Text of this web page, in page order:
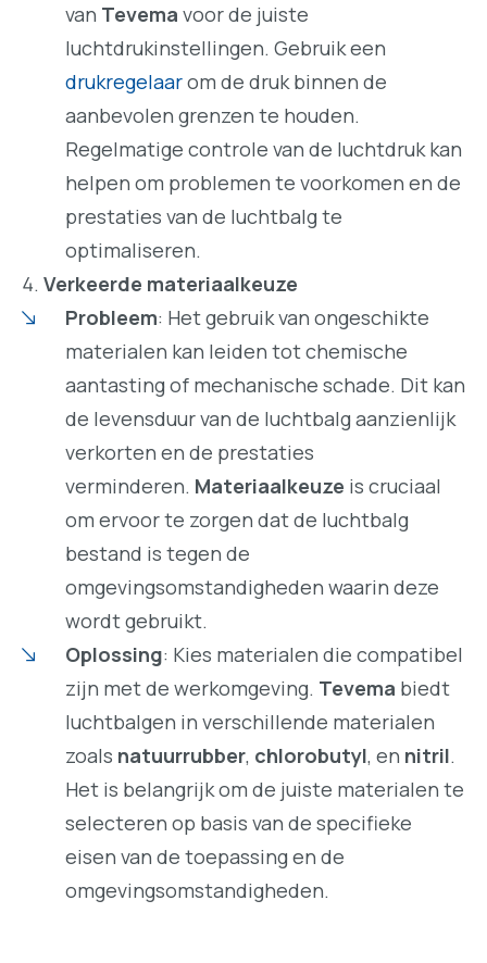
van Tevema voor de juiste
luchtdrukinstellingen. Gebruik een
drukregelaarom de druk binnen de
aanbevolen grenzen te houden.
Regelmatige controle van de luchtdruk kan
helpen om problemen te voorkomen en de
prestaties van de luchtbalg te
optimaliseren.
Verkeerde materiaalkeuze
Probleem: Het gebruik van ongeschikte
materialen kan leiden tot chemische
aantasting of mechanische schade. Dit kan
de levensduur van de luchtbalg aanzienlijk
verkorten en de prestaties
verminderen. Materiaalkeuze is cruciaal
om ervoor te zorgen dat de luchtbalg
bestand is tegen de
omgevingsomstandigheden waarin deze
wordt gebruikt.
Oplossing: Kies materialen die compatibel
zijn met de werkomgeving. Tevema biedt
luchtbalgen in verschillende materialen
zoals natuurrubber, chlorobutyl, en nitril.
Het is belangrijk om de juiste materialen te
selecteren op basis van de specifieke
eisen van de toepassing en de
omgevingsomstandigheden.